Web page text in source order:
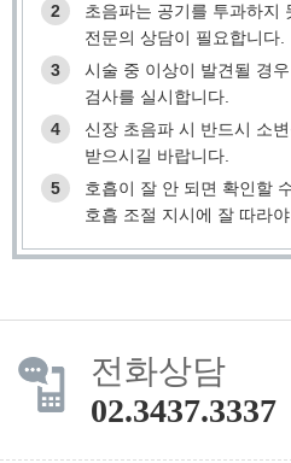
2
초음파는 공기를 투과하지
전문의 상담이 필요합니다.
3
시술 중 이상이 발견될 경
검사를 실시합니다.
4
신장 초음파 시 반드시 소
받으시길 바랍니다.
5
호흡이 잘 안 되면 확인할
호흡 조절 지시에 잘 따라야
전화상담
02.3437.3337